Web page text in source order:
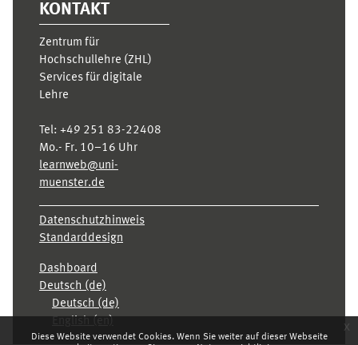
Diese Website verwendet Cookies. Wenn Sie weiter auf dieser Webseite
x
KONTAKT
Zentrum für
Hochschullehre (ZHL)
Services für digitale
Lehre
Tel: +49 251 83-22408
Mo.- Fr. 10–16 Uhr
learnweb@uni-
muenster.de
Datenschutzhinweis
Standarddesign
Dashboard
Deutsch ‎(de)‎
Deutsch ‎(de)‎